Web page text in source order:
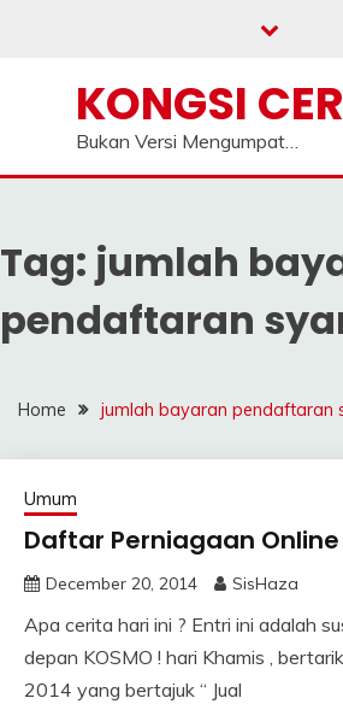
KONGSI
Bukan Versi Mengumpat…
Tag: jumlah
pendaftaran
Home jumlah bayaran pendaftaran
Umum
Daftar Perniagaan Online
December 20, 2014 SisHaza
Apa cerita hari ini ? Entri ini adalah
depan KOSMO ! hari Khamis ,
2014 yang bertajuk “ Jual